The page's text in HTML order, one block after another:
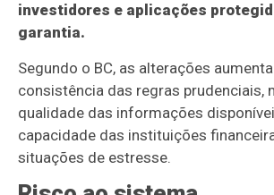
investidores e aplicações
garantia.
Segundo o BC, as alterações
consistência das regras prudenciais,
qualidade das informações
capacidade das instituições
situações de estresse.